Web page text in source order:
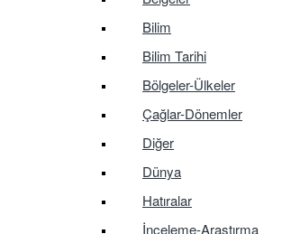
Bilim
Bilim Tarihi
Bölgeler-Ülkeler
Çağlar-Dönemler
Diğer
Dünya
Hatıralar
İnceleme-Araştırma